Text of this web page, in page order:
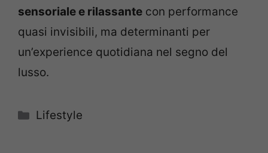
sensoriale e rilassante con performance
quasi invisibili, ma determinanti per
un’experience quotidiana nel segno del
lusso.
Categorie
Lifestyle